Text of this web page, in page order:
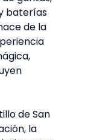
baterías
de la
de San
la